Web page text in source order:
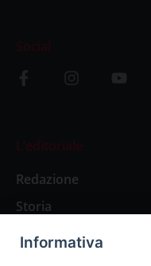
Social
L’editoriale
Redazione
Storia
Informativa